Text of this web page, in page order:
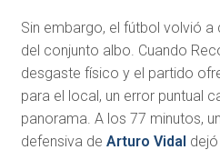
Sin embargo, el fútbol volvió
del conjunto albo. Cuando
desgaste físico y el partido
para el local, un error puntual
panorama. A los 77 minutos,
defensiva de Arturo Vidal